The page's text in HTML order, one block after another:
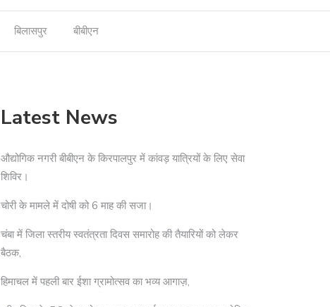
बिलासपुर बीबीएन
Latest News
औद्योगिक नगरी बीबीएन के किरपालपुर में कांवड़ यात्रियों के लिए सेवा
शिविर।
चोरी के मामले में दोषी को 6 माह की सजा।
चंबा में जिला स्तरीय स्वतंत्रता दिवस समारोह की तैयारियों को लेकर
बैठक,
हिमाचल में पहली बार ईशा ग्रामोत्सव का भव्य आगाज़,